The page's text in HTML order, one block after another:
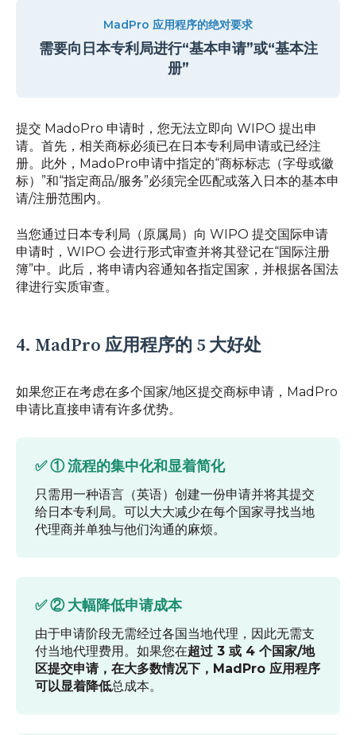
MadPro 应用程序的绝对要求
需要向日本专利局进行“基本申请”或“基本注
册”
提交 MadoPro 申请时，您无法立即向 WIPO 提出申
请。首先，相关商标必须已在日本专利局申请或已经注
册。此外，MadoPro申请中指定的“商标标志（字母或徽
标）”和“指定商品/服务”必须完全匹配或落入日本的基本申
请/注册范围内。
当您通过日本专利局（原属局）向 WIPO 提交国际申请
申请时，WIPO 会进行形式审查并将其登记在“国际注册
簿”中。此后，将申请内容通知各指定国家，并根据各国法
律进行实质审查。
4. MadPro 应用程序的 5 大好处
如果您正在考虑在多个国家/地区提交商标申请，MadPro
申请比直接申请有许多优势。
✅ ① 流程的集中化和显着简化
只需用一种语言（英语）创建一份申请并将其提交
给日本专利局。可以大大减少在每个国家寻找当地
代理商并单独与他们沟通的麻烦。
✅ ② 大幅降低申请成本
由于申请阶段无需经过各国当地代理，因此无需支
付当地代理费用。如果您在超过 3 或 4 个国家/地
区提交申请，在大多数情况下，MadPro 应用程序
可以显着降低总成本。